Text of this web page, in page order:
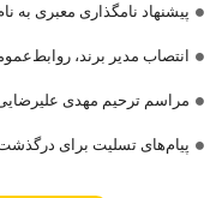
پیشنهاد نامگذاری معبری به
انتصاب مدیر برند،
مراسم ترحیم مهدی علیرضایی
پیام‌های تسلیت برای درگذشت